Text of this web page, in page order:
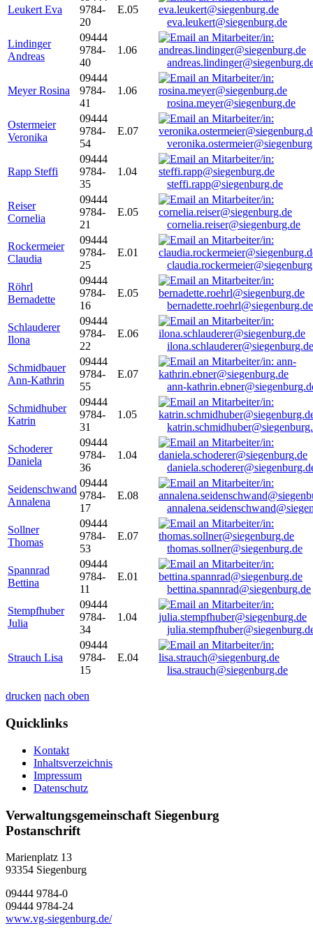
Leukert Eva
9784-
20
E.05
eva.leukert@siegenburg.de
Lindinger
Andreas
09444
9784-
40
1.06
Meyer Rosina
09444
9784-
41
1.06
rosina.meyer@siegenburg.de
Ostermeier
Veronika
09444
9784-
54
E.07
Rapp Steffi
09444
9784-
35
1.04
steffi.rapp@siegenburg.de
Reiser
Cornelia
09444
9784-
21
E.05
cornelia.reiser@siegenburg.de
Rockermeier
Claudia
09444
9784-
25
E.01
Röhrl
Bernadette
09444
9784-
16
E.05
bernadette.roehrl@siegenburg.de
Schlauderer
Ilona
09444
9784-
22
E.06
ilona.schlauderer@siegenburg.de
Schmidbauer
Ann-Kathrin
09444
9784-
55
E.07
ann-
Schmidhuber
Katrin
09444
9784-
31
1.05
Schoderer
Daniela
09444
9784-
36
1.04
Seidenschwand
Annalena
09444
9784-
17
E.08
Sollner
Thomas
09444
9784-
53
E.07
thomas.sollner@siegenburg.de
Spannrad
Bettina
09444
9784-
11
E.01
bettina.spannrad@siegenburg.de
Stempfhuber
Julia
09444
9784-
34
1.04
Strauch Lisa
09444
9784-
15
E.04
lisa.strauch@siegenburg.de
drucken nach oben
Quicklinks
Kontakt
Inhaltsverzeichnis
Impressum
Datenschutz
Verwaltungsgemeinschaft Siegenburg
Postanschrift
Marienplatz 13
93354 Siegenburg
09444 9784-0
09444 9784-24
www.vg-siegenburg.de/